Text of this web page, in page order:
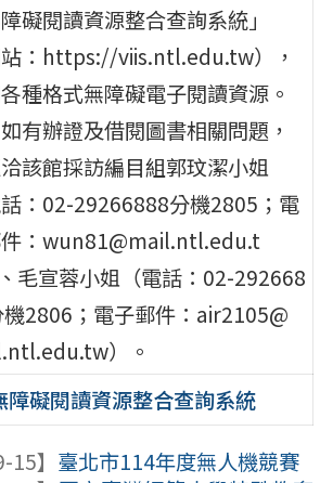
障礙閱讀資源整合查詢系統」
站：https://viis.ntl.edu.tw），
種格式無障礙電子閱讀資源。
有辦證及借閱圖書相關問題，
該館採訪編目組郭玟潔小姐
話：02-29266888分機2805；電
：wun81@mail.ntl.edu.t
毛宣蓉小姐（電話：02-292668
2806；電子郵件：air2105@
）。
障礙閱讀資源整合查詢系統
15】 臺北市114年度無人機競賽